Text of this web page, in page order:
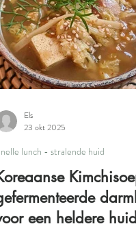
lunch - stralende huid
een heldere huid
lunch - stralende huid
Els
23 okt 2025